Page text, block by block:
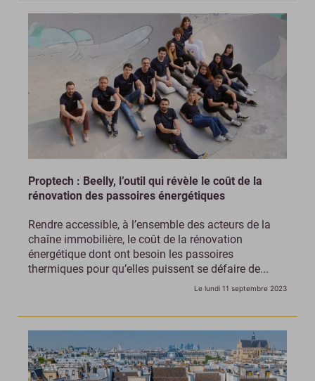
Proptech : Beelly, l’outil qui révèle le coût de la
rénovation des passoires énergétiques
Rendre accessible, à l’ensemble des acteurs de la
chaîne immobilière, le coût de la rénovation
énergétique dont ont besoin les passoires
thermiques pour qu’elles puissent se défaire de...
Le lundi 11 septembre 2023